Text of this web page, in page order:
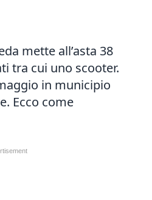
mette all’asta 38
tra cui uno scooter.
in municipio
Ecco come